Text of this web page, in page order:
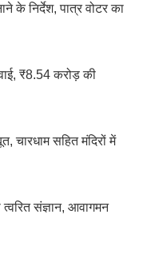
के निर्देश, पात्र वोटर का
₹8.54 करोड़ की
चारधाम सहित मंदिरों में
संज्ञान, आवागमन